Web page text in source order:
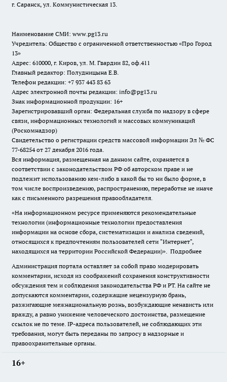
г. Саранск, ул. Коммунистическая 13.
Наименование СМИ: www.pg13.ru
Учредитель: Общество с ограниченной ответственностью «Про Город
13»
Адрес: 610000, г. Киров, ул. М. Гвардии 82, оф.411
Главный редактор: Полудницына Е.В.
Телефон редакции: +7 937 443 83 63
Адрес электронной почты редакции: info@pg13.ru
Знак информационной продукции: 16+
Зарегистрировавший орган: Федеральная служба по надзору в сфере
связи, информационных технологий и массовых коммуникаций
(Роскомнадзор)
Свидетельство о регистрации средств массовой информации Эл № ФС
77-68254 от 27 декабря 2016 года.
Вся информация, размещенная на данном сайте, охраняется в
соответствии с законодательством РФ об авторском праве и не
подлежит использованию кем-либо в какой бы то ни было форме, в
том числе воспроизведению, распространению, переработке не иначе
как с письменного разрешения правообладателя.
«На информационном ресурсе применяются рекомендательные
технологии (информационные технологии предоставления
информации на основе сбора, систематизации и анализа сведений,
относящихся к предпочтениям пользователей сети "Интернет",
находящихся на территории Российской Федерации)». Подробнее
Администрация портала оставляет за собой право модерировать
комментарии, исходя из соображений сохранения конструктивности
обсуждения тем и соблюдения законодательства РФ и РТ. На сайте не
допускаются комментарии, содержащие нецензурную брань,
разжигающие межнациональную рознь, возбуждающие ненависть или
вражду, а равно унижение человеческого достоинства, размещение
ссылок не по теме. IP-адреса пользователей, не соблюдающих эти
требования, могут быть переданы по запросу в надзорные и
правоохранительные органы.
16+